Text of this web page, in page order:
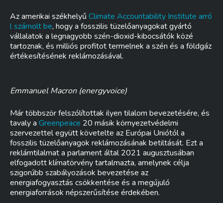
Az amerikai székhelyű Climate Accountability Institute arró
l számolt be, hogy a fosszilis tüzelőanyagokat gyártó
vállalatok a legnagyobb szén-dioxid-kibocsátók közé
tartoznak, és milliós profitot termelnek a szén és a földgáz
értékesítésének reklámozásával.
Emmanuel Macron (energyvoice)
Már többször felszólítottak ilyen tilalom bevezetésére, és
tavaly a Greenpeace 20 másik környezetvédelmi
szervezettel együtt követelte az Európai Uniótól a
fosszilis tüzelőanyagok reklámozásának betiltását. Ezt a
reklámtilalmat a parlament által 2021 augusztusában
elfogadott klímatörvény tartalmazta, amelynek célja
szigorúbb szabályozások bevezetése az
energiafogyasztás csökkentése és a megújuló
energiaforrások népszerűsítése érdekében.